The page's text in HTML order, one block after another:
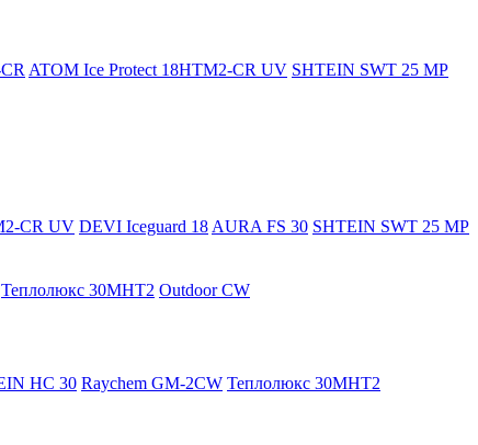
ATOM Ice Protect 18HTM2-CR UV SHTEIN SWT 25 MP
CR UV DEVI Iceguard 18 AURA FS 30 SHTEIN SWT 25 MP
Теплолюкс 30МНТ2 Outdoor CW
HC 30 Raychem GM-2CW Теплолюкс 30МНТ2